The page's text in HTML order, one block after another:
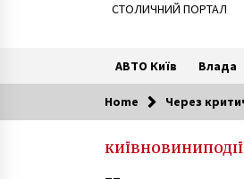
СТОЛИЧНИЙ ПОРТАЛ
АВТО Київ Влада
Читають
Home Через
КИЇВНОВИНИПОДІЇ